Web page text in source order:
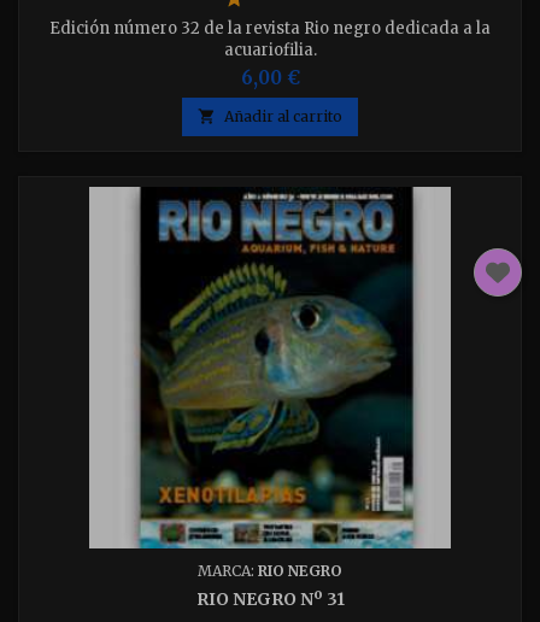
Edición número 32 de la revista Rio negro dedicada a la
acuariofilia.
6,00 €
 Añadir al carrito
MARCA: RIO NEGRO
RIO NEGRO Nº 31